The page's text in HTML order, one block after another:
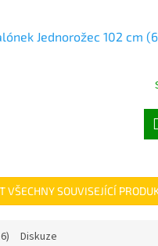
Jednorožec 102 cm
VŠECHNY SOUVISEJÍCÍ
Diskuze